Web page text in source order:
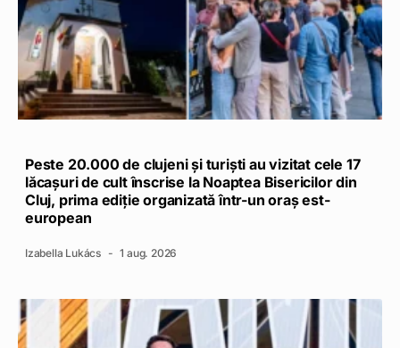
Peste 20.000 de clujeni și turiști au vizitat cele 17
lăcașuri de cult înscrise la Noaptea Bisericilor din
Cluj, prima ediție organizată într-un oraș est-
european
Izabella Lukács 1 aug. 2026